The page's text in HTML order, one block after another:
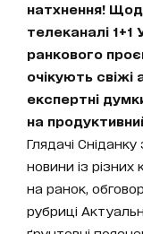
натхнення!
телеканалі 1+1
ранкового
очікують свіжі
експертні
на
Глядачі
новини із різних
на ранок,
рубриці